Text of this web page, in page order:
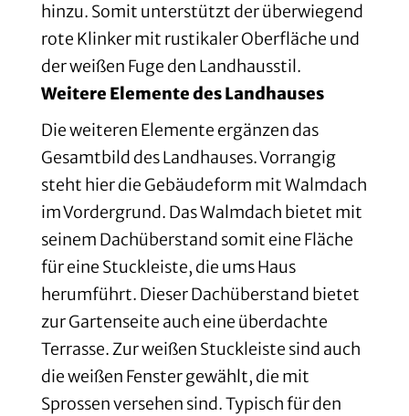
hinzu. Somit unterstützt der überwiegend
rote Klinker mit rustikaler Oberfläche und
der weißen Fuge den Landhausstil.
Weitere Elemente des Landhauses
Die weiteren Elemente ergänzen das
Gesamtbild des Landhauses. Vorrangig
steht hier die Gebäudeform mit Walmdach
im Vordergrund. Das Walmdach bietet mit
seinem Dachüberstand somit eine Fläche
für eine Stuckleiste, die ums Haus
herumführt. Dieser Dachüberstand bietet
zur Gartenseite auch eine überdachte
Terrasse. Zur weißen Stuckleiste sind auch
die weißen Fenster gewählt, die mit
Sprossen versehen sind. Typisch für den